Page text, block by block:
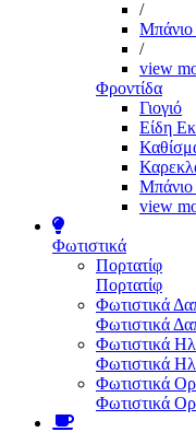
/
/
view
Φροντίδα
Γιογιό
Είδη
view
Φωτιστικά
Πορτατίφ
Πορτατίφ
Φωτιστικά
Φωτιστικά
Φωτιστικά
Φωτιστικά
Φωτιστικά
Φωτιστικά